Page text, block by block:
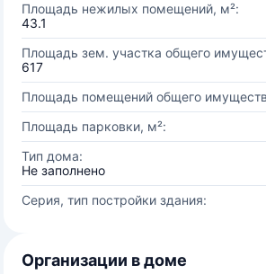
Площадь нежилых помещений, м²:
43.1
Площадь зем. участка общего
617
Площадь помещений общего
Площадь парковки, м²:
Тип дома:
Не заполнено
Серия, тип постройки здания:
Организации в доме